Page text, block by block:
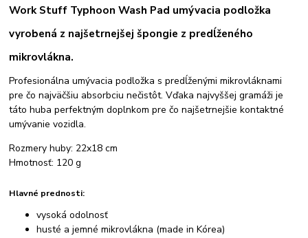
Work Stuff Typhoon Wash Pad umývacia podložka
vyrobená z najšetrnejšej špongie z predĺženého
mikrovlákna.
Profesionálna umývacia podložka s predĺženými mikrovláknami
pre čo najväčšiu absorbciu nečistôt. Vďaka najvyššej gramáži je
táto huba perfektným doplnkom pre čo najšetrnejšie kontaktné
umývanie vozidla.
Rozmery huby: 22x18 cm
Hmotnosť: 120 g
Hlavné prednosti:
vysoká odolnosť
husté a jemné mikrovlákna (made in Kórea)